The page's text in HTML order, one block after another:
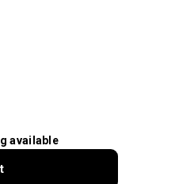
available